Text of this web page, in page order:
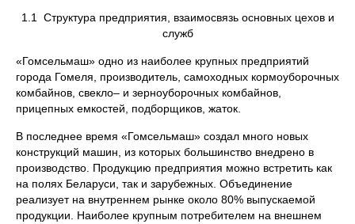
1.1 Структура предприятия, взаимосвязь основных цехов и
служб
«Гомсельмаш» одно из наиболее крупных предприятий
города Гомеля, производитель, самоходных кормоуборочных
комбайнов, свекло– и зерноуборочных комбайнов,
прицепных емкостей, подборщиков, жаток.
В последнее время «Гомсельмаш» создал много новых
конструкций машин, из которых большинство внедрено в
производство. Продукцию предприятия можно встретить как
на полях Беларуси, так и зарубежных. Объединение
реализует на внутреннем рынке около 80% выпускаемой
продукции. Наиболее крупным потребителем на внешнем